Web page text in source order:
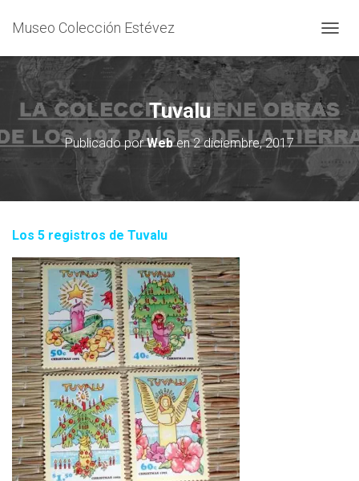
Museo Colección Estévez
A
M
I
A
R
M
O
D
Tuvalu
Publicado porWeben2 diciembre, 2017
Los 5 registros de Tuvalu